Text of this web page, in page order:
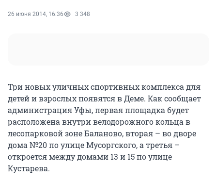
26 июня 2014, 16:36 3 348
Три новых уличных спортивных комплекса для
детей и взрослых появятся в Деме. Как сообщает
администрация Уфы, первая площадка будет
расположена внутри велодорожного кольца в
лесопарковой зоне Баланово, вторая – во дворе
дома №20 по улице Мусоргского, а третья –
откроется между домами 13 и 15 по улице
Кустарева.